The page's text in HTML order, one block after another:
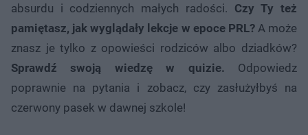
absurdu i codziennych małych radości. Czy Ty też
pamiętasz, jak wyglądały lekcje w epoce PRL?A może
znasz je tylko z opowieści rodziców albo dziadków?
Sprawdź swoją wiedzę w quizie. Odpowiedz
poprawnie na pytania i zobacz, czy zasłużyłbyś na
czerwony pasek w dawnej szkole!